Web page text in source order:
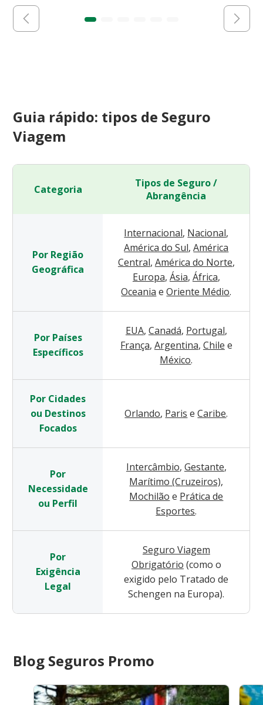
Guia rápido: tipos de Seguro
Viagem
Categoria
Tipos de Seguro /
Abrangência
Por Região
Geográfica
Internacional, Nacional,
América do Sul, América
Central, América do Norte,
Europa, Ásia, África,
Oceania e Oriente Médio.
Por Países
Específicos
EUA, Canadá, Portugal,
França, Argentina, Chile e
México.
Por Cidades
ou Destinos
Focados
Orlando, Paris e Caribe.
Por
Necessidade
ou Perfil
Intercâmbio, Gestante,
Marítimo (Cruzeiros),
Mochilão e Prática de
Esportes.
Por
Exigência
Legal
Seguro Viagem
Obrigatório (como o
exigido pelo Tratado de
Schengen na Europa).
Blog Seguros Promo